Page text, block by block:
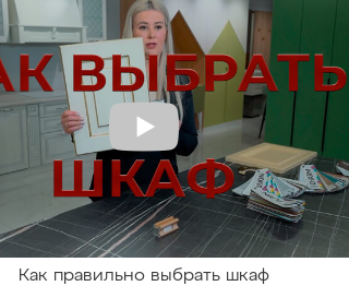
Как правильно выбрать шкаф